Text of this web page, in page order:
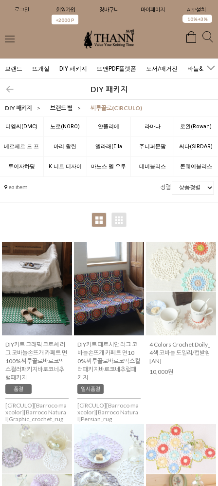
로그인 회원가입
+2000 P
장바구니 마이페이지 APP설치
10%+3%
브랜드 뜨개실 DIY 패키지 뜨앤PDF플랫폼 도서/매거진 바늘&도구
DIY 패키지
DIY 패키지 > 브랜드 별 > 씨루끌로(CiRCULO)
디엠씨(DMC) 노로(NORO) 얀뜰리에
(YARNTELIER)
라마나
(LAMANA)
로완(Rowan)
베르제르 드 프
랑스(BERGERE
DE FRANCE)
마리 왈린
(Marie Wallin)
엘라래(Ella
Rae)
주니퍼문팜
(JUNIPER
MOON FARM)
써다(SIRDAR)
루이자하딩
(Louisa
K 니트 디자이
Annknitting)
마노스 델 우루 데비블리스
(Debbie Bliss)
콘웨이블리스
(Conway Bliss)
9 ea item 정렬
DIY키트 그래픽 크로셰 러
그 코바늘손뜨개 카페트 면
100% 씨루끌로바로코막
스컬러패키지바로코네추
럴패키지
품절
[CiRCULO][Barroco ma
xcolor][Barroco Natura
l]Graphic_crochet_rug
DIY키트 페르시안 러그 코
바늘손뜨개 카페트 면10
0% 씨루끌로바로코막스컬
러패키지바로코네추럴패
키지
일시품절
[CiRCULO][Barroco ma
xcolor][Barroco Natura
l]Persian_rug
4 Colors Crochet Doily_
4색 코바늘 도일리/컵받침
[AN]
10,000원